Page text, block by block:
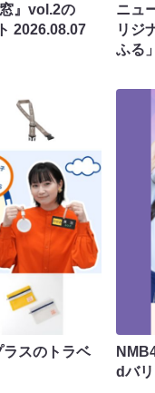
』vol.2の
2026.08.07
ニュ
リジ
ふる
スのトラベ
dバ